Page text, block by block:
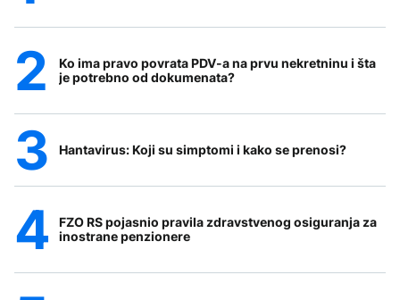
Ko ima pravo povrata PDV-a na prvu nekretninu i šta
je potrebno od dokumenata?
Hantavirus: Koji su simptomi i kako se prenosi?
FZO RS pojasnio pravila zdravstvenog osiguranja za
inostrane penzionere